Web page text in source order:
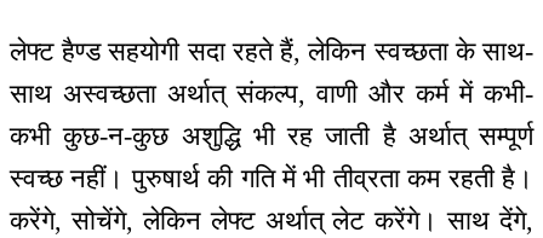
लेफ्ट हैण्ड सहयोगी सदा रहते हैं, लेकिन स्वच्छता के साथ-
साथ अस्वच्छता अर्थात् संकल्प, वाणी और कर्म में कभी-
कभी कुछ-न-कुछ अशुद्धि भी रह जाती है अर्थात् सम्पूर्ण
स्वच्छ नहीं। पुरुषार्थ की गति में भी तीव्रता कम रहती है।
करेंगे, सोचेंगे, लेकिन लेफ्ट अर्थात् लेट करेंगे। साथ देंगे,